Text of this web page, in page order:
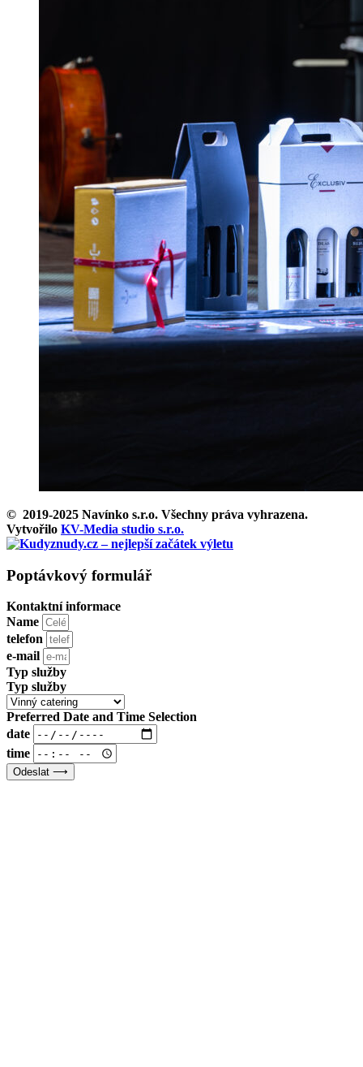
© 2019-2025 Navínko s.r.o. Všechny práva vyhrazena.
Vytvořilo KV-Media studio s.r.o.
Poptávkový formulář
Kontaktní informace
Name
telefon
e-mail
Typ služby
Typ služby
Preferred Date and Time Selection
date
time
Odeslat ⟶